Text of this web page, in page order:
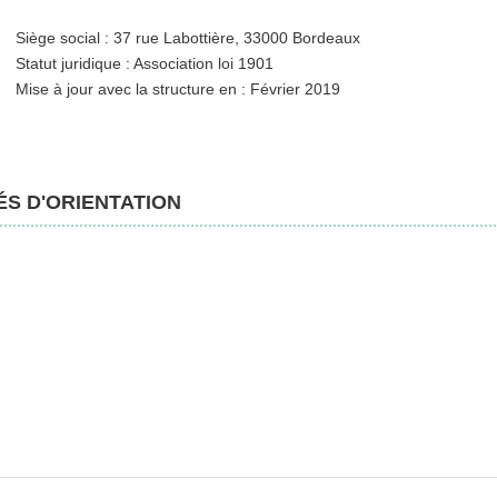
Siège social : 37 rue Labottière, 33000 Bordeaux
Statut juridique : Association loi 1901
Mise à jour avec la structure en : Février 2019
D'ORIENTATION